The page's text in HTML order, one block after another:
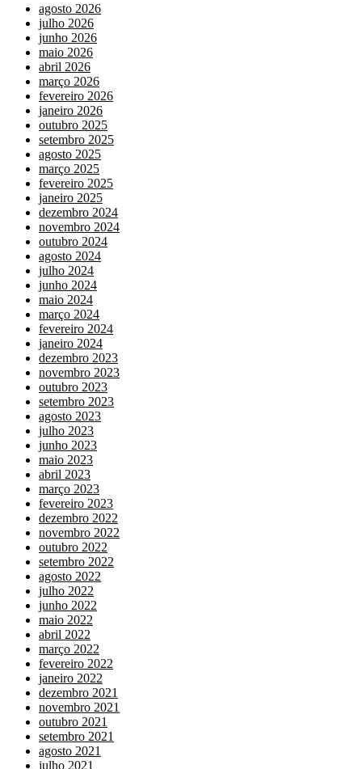
agosto 2026
julho 2026
junho 2026
maio 2026
abril 2026
março 2026
fevereiro 2026
janeiro 2026
outubro 2025
setembro 2025
agosto 2025
março 2025
fevereiro 2025
janeiro 2025
dezembro 2024
novembro 2024
outubro 2024
agosto 2024
julho 2024
junho 2024
maio 2024
março 2024
fevereiro 2024
janeiro 2024
dezembro 2023
novembro 2023
outubro 2023
setembro 2023
agosto 2023
julho 2023
junho 2023
maio 2023
abril 2023
março 2023
fevereiro 2023
dezembro 2022
novembro 2022
outubro 2022
setembro 2022
agosto 2022
julho 2022
junho 2022
maio 2022
abril 2022
março 2022
fevereiro 2022
janeiro 2022
dezembro 2021
novembro 2021
outubro 2021
setembro 2021
agosto 2021
julho 2021